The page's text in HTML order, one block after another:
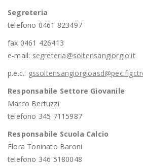
Segreteria
telefono 0461 823497
fax 0461 426413
e-mail: segreteria@solterisangiorgio.it
p.e.c.:
Responsabile Settore Giovanile
Marco Bertuzzi
telefono 345 7115987
Responsabile Scuola Calcio
Flora Toninato Baroni
telefono 346 5180048